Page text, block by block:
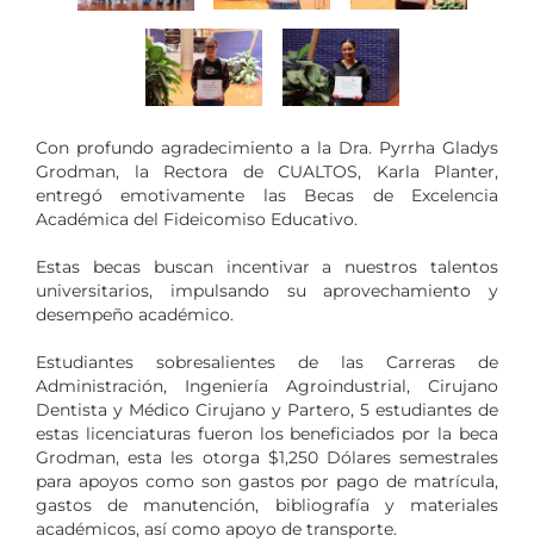
Con profundo agradecimiento a la Dra. Pyrrha Gladys
Grodman, la Rectora de CUALTOS, Karla Planter,
entregó emotivamente las Becas de Excelencia
Académica del Fideicomiso Educativo.
Estas becas buscan incentivar a nuestros talentos
universitarios, impulsando su aprovechamiento y
desempeño académico.
Estudiantes sobresalientes de las Carreras de
Administración, Ingeniería Agroindustrial, Cirujano
Dentista y Médico Cirujano y Partero, 5 estudiantes de
estas licenciaturas fueron los beneficiados por la beca
Grodman, esta les otorga $1,250 Dólares semestrales
para apoyos como son gastos por pago de matrícula,
gastos de manutención, bibliografía y materiales
académicos, así como apoyo de transporte.